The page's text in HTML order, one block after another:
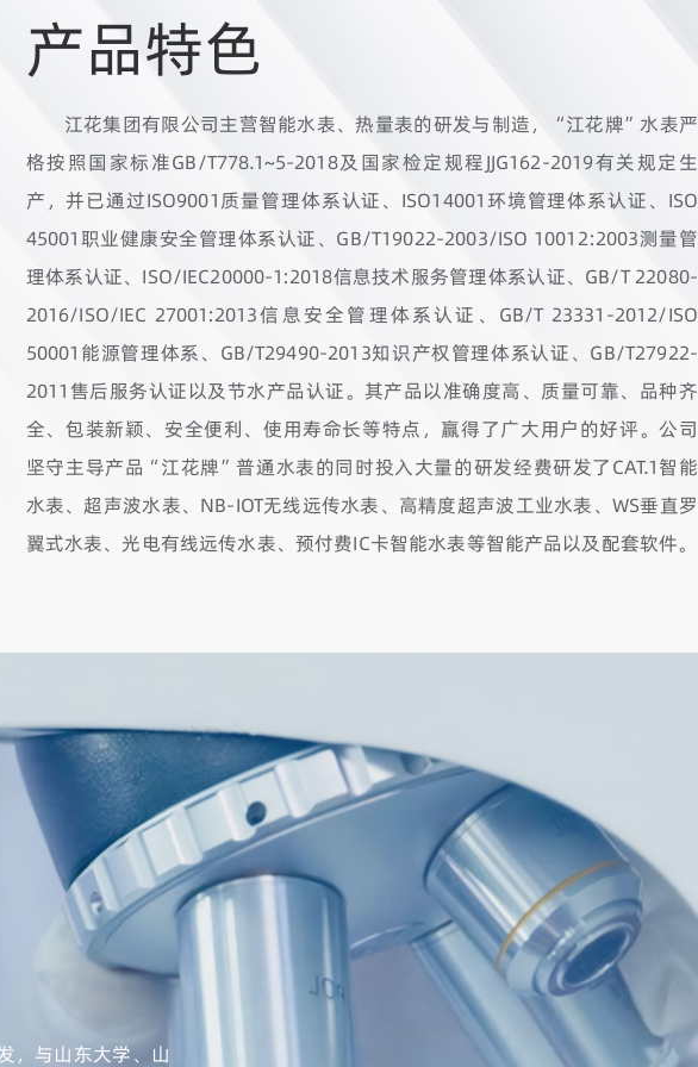
产品特色
江花集团有限公司主营智能水表、热量表的研发与制造，“江花牌”水表严
格按照国家标准GB/T778.1~5-2018及国家检定规程JJG162-2019有关规定生
产，并已通过ISO9001质量管理体系认证、ISO14001环境管理体系认证、ISO
45001职业健康安全管理体系认证、GB/T19022-2003/ISO 10012:2003测量管
理体系认证、ISO/IEC20000-1:2018信息技术服务管理体系认证、GB/T 22080-
2016/ISO/IEC 27001:2013信息安全管理体系认证、GB/T 23331-2012/ISO
50001能源管理体系、GB/T29490-2013知识产权管理体系认证、GB/T27922-
2011售后服务认证以及节水产品认证。其产品以准确度高、质量可靠、品种齐
全、包装新颖、安全便利、使用寿命长等特点，赢得了广大用户的好评。公司
坚守主导产品“江花牌”普通水表的同时投入大量的研发经费研发了CAT.1智能
水表、超声波水表、NB-IOT无线远传水表、高精度超声波工业水表、WS垂直罗
翼式水表、光电有线远传水表、预付费IC卡智能水表等智能产品以及配套软件。
，与山东大学、山